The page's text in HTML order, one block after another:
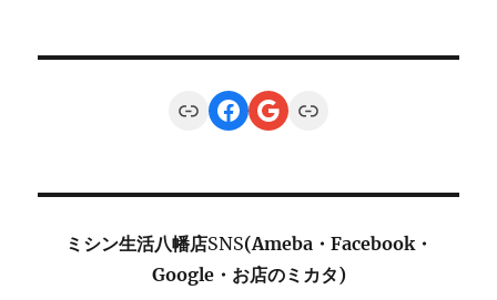
LinkFacebook
Google
Link
ミシン生活八幡店SNS(Ameba・Facebook・
Google・お店のミカタ)